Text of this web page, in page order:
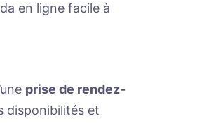
en ligne facile à
prise de rendez-
disponibilités et